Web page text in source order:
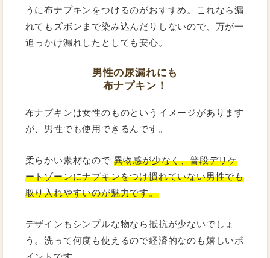
うに布ナプキンをつけるのがおすすめ。これなら漏
れてもズボンまで染み込んだりしないので、万が一
追っかけ漏れしたとしても安心。
男性の尿漏れにも
布ナプキン！
布ナプキンは女性のものというイメージがあります
が、男性でも使用できるんです。
柔らかい素材なので 異物感が少なく、普段デリケ
ートゾーンにナプキンをつけ慣れていない男性でも
取り入れやすいのが魅力です。
デザインもシンプルな物なら抵抗が少ないでしょ
う。洗って何度も使えるので経済的なのも嬉しいポ